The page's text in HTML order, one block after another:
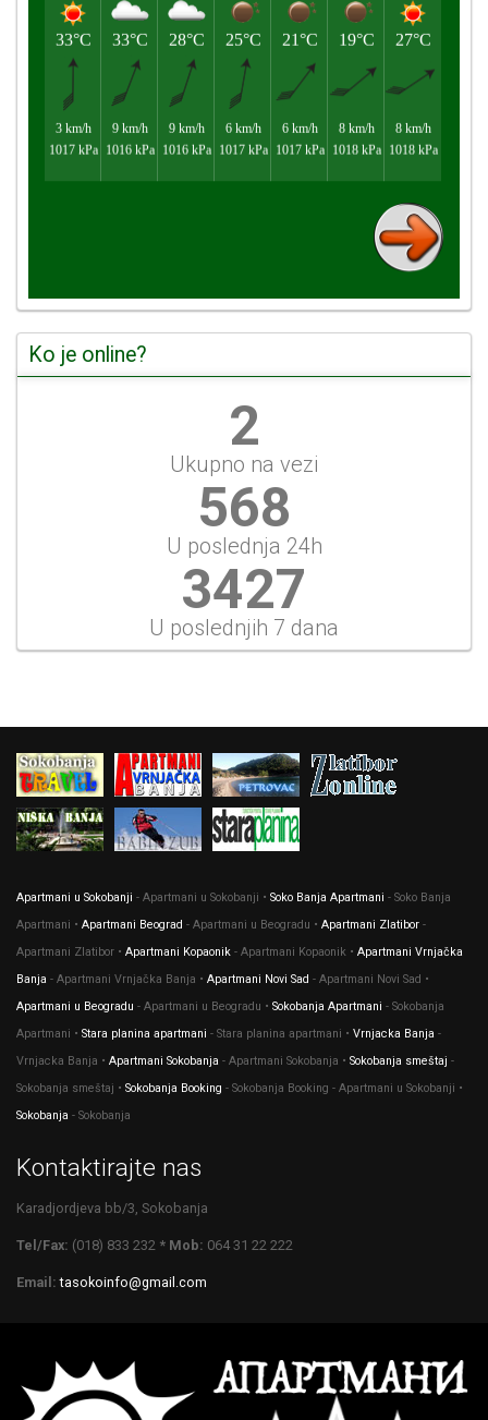
Ko je online?
2
Ukupno na vezi
633
U poslednja 24h
3822
U poslednjih 7 dana
Apartmani u Sokobanji - Apartmani u Sokobanji • Soko Banja Apartmani - Soko Banja
Apartmani • Apartmani Beograd - Apartmani u Beogradu • Apartmani Zlatibor -
Apartmani Zlatibor • Apartmani Kopaonik - Apartmani Kopaonik • Apartmani Vrnjačka
Banja - Apartmani Vrnjačka Banja • Apartmani Novi Sad - Apartmani Novi Sad •
Apartmani u Beogradu - Apartmani u Beogradu • Sokobanja Apartmani - Sokobanja
Apartmani • Stara planina apartmani - Stara planina apartmani • Vrnjacka Banja -
Vrnjacka Banja • Apartmani Sokobanja - Apartmani Sokobanja • Sokobanja smeštaj -
Sokobanja smeštaj • Sokobanja Booking - Sokobanja Booking - Apartmani u Sokobanji •
Sokobanja - Sokobanja
Kontaktirajte nas
Karadjordjeva bb/3, Sokobanja
Tel/Fax: (018) 833 232 * Mob: 064 31 22 222
Email: tasokoinfo@gmail.com